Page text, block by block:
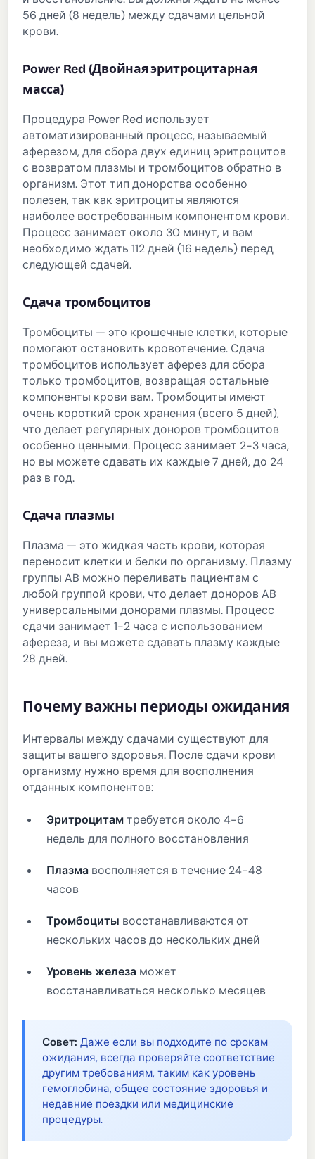
56 дней (8 недель) между сдачами цельной
крови.
Power Red (Двойная эритроцитарная
масса)
Процедура Power Red использует
автоматизированный процесс, называемый
аферезом, для сбора двух единиц эритроцитов
с возвратом плазмы и тромбоцитов обратно в
организм. Этот тип донорства особенно
полезен, так как эритроциты являются
наиболее востребованным компонентом крови.
Процесс занимает около 30 минут, и вам
необходимо ждать 112 дней (16 недель) перед
следующей сдачей.
Сдача тромбоцитов
Тромбоциты — это крошечные клетки, которые
помогают остановить кровотечение. Сдача
тромбоцитов использует аферез для сбора
только тромбоцитов, возвращая остальные
компоненты крови вам. Тромбоциты имеют
очень короткий срок хранения (всего 5 дней),
что делает регулярных доноров тромбоцитов
особенно ценными. Процесс занимает 2-3 часа,
но вы можете сдавать их каждые 7 дней, до 24
раз в год.
Сдача плазмы
Плазма — это жидкая часть крови, которая
переносит клетки и белки по организму. Плазму
группы AB можно переливать пациентам с
любой группой крови, что делает доноров AB
универсальными донорами плазмы. Процесс
сдачи занимает 1-2 часа с использованием
афереза, и вы можете сдавать плазму каждые
28 дней.
Почему важны периоды ожидания
Интервалы между сдачами существуют для
защиты вашего здоровья. После сдачи крови
организму нужно время для восполнения
отданных компонентов:
Эритроцитамтребуется около 4-6
недель для полного восстановления
Плазма восполняется в течение 24-48
часов
Тромбоциты восстанавливаются от
нескольких часов до нескольких дней
Уровень железа может
восстанавливаться несколько месяцев
Совет: Даже если вы подходите по срокам
ожидания, всегда проверяйте соответствие
другим требованиям, таким как уровень
гемоглобина, общее состояние здоровья и
недавние поездки или медицинские
процедуры.